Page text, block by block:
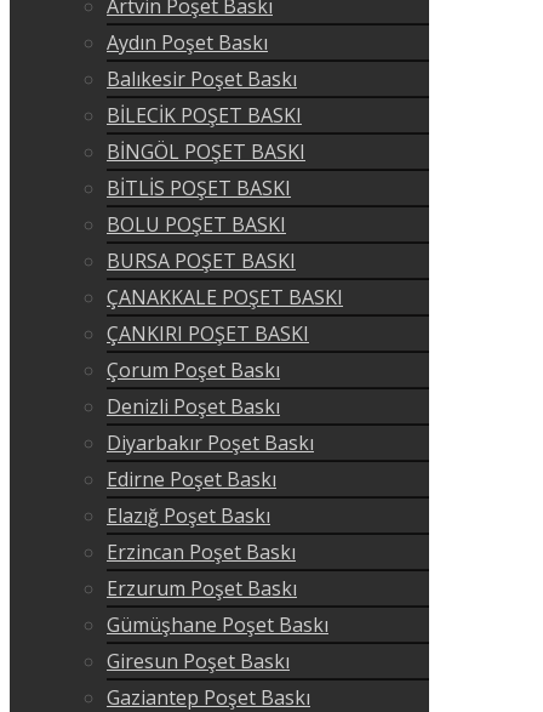
Artvin Poşet Baskı
Aydın Poşet Baskı
Balıkesir Poşet Baskı
BİLECİK POŞET BASKI
BİNGÖL POŞET BASKI
BİTLİS POŞET BASKI
BOLU POŞET BASKI
BURSA POŞET BASKI
ÇANAKKALE POŞET BASKI
ÇANKIRI POŞET BASKI
Çorum Poşet Baskı
Denizli Poşet Baskı
Diyarbakır Poşet Baskı
Edirne Poşet Baskı
Elazığ Poşet Baskı
Erzincan Poşet Baskı
Erzurum Poşet Baskı
Gümüşhane Poşet Baskı
Giresun Poşet Baskı
Gaziantep Poşet Baskı